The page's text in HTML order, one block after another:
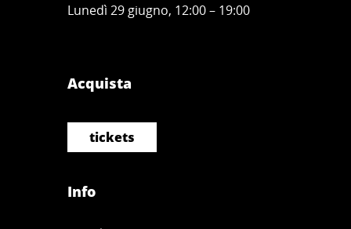
Lunedì 29 giugno, 12:00 – 19:00
Acquista
tickets
Info